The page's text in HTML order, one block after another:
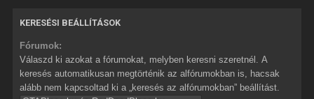
KERESÉSI BEÁLLÍTÁSOK
Fórumok:
Válaszd ki azokat a fórumokat, melyben keresni szeretnél. A
keresés automatikusan megtörténik az alfórumokban is, hacsak
alább nem kapcsoltad ki a „keresés az alfórumokban” beállítást.